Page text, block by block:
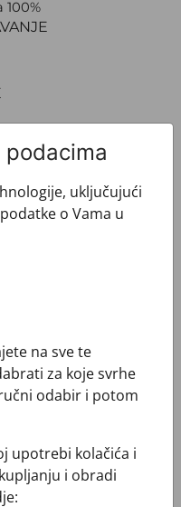
100%
ovo
uključujući
o Vama u
na sve te
za koje svrhe
odabir i potom
upotrebi kolačića i
i obradi